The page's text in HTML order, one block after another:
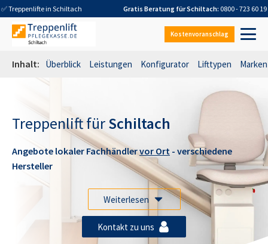
✅ Treppenlifte in Schiltach Gratis Beratung fürSchiltach: 0800 - 723 60 19
Kostenvoranschlag
Inhalt: Überblick Leistungen Konfigurator Lifttypen Marken
Treppenlift fürSchiltach
Angebote lokaler Fachhändlervor Ort - verschiedene
Hersteller
Weiterlesen
Kontakt zu uns